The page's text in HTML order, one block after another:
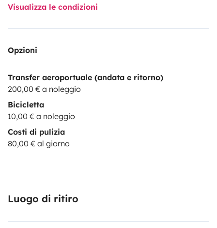
Visualizza le condizioni
Opzioni
Transfer aeroportuale (andata e ritorno)
200,00 € a noleggio
Bicicletta
10,00 € a noleggio
Costi di pulizia
80,00 € al giorno
Luogo di ritiro